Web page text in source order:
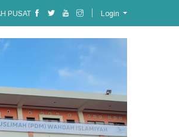
PUSAT Login